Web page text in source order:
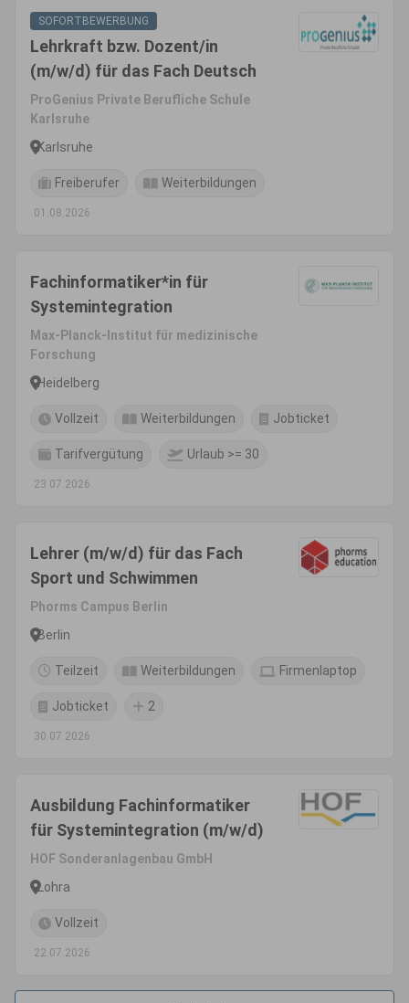
SOFORTBEWERBUNG
Lehrkraft bzw. Dozent/in
(m/w/d) für das Fach Deutsch
ProGenius Private Berufliche Schule
Karlsruhe
Karlsruhe
Freiberufer Weiterbildungen
01.08.2026
Fachinformatiker*in für
Systemintegration
Max-Planck-Institut für medizinische
Forschung
Heidelberg
Vollzeit Weiterbildungen Jobticket
Tarifvergütung Urlaub >= 30
23.07.2026
Lehrer (m/w/d) für das Fach
Sport und Schwimmen
Phorms Campus Berlin
Berlin
Teilzeit Weiterbildungen Firmenlaptop
Jobticket 2
30.07.2026
Ausbildung Fachinformatiker
für Systemintegration (m/w/d)
HOF Sonderanlagenbau GmbH
Lohra
Vollzeit
22.07.2026